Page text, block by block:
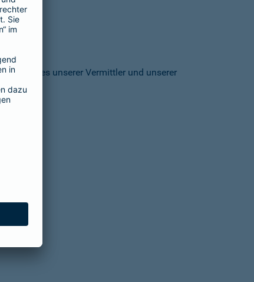
unserer Vermittler und unserer